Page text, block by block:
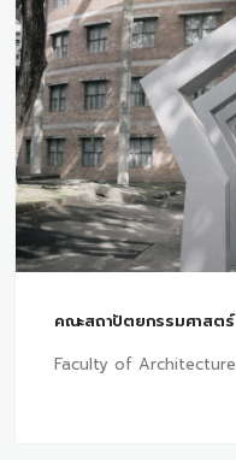
คณะสถาปัตยกรรมศาสตร์
Faculty of Architecture